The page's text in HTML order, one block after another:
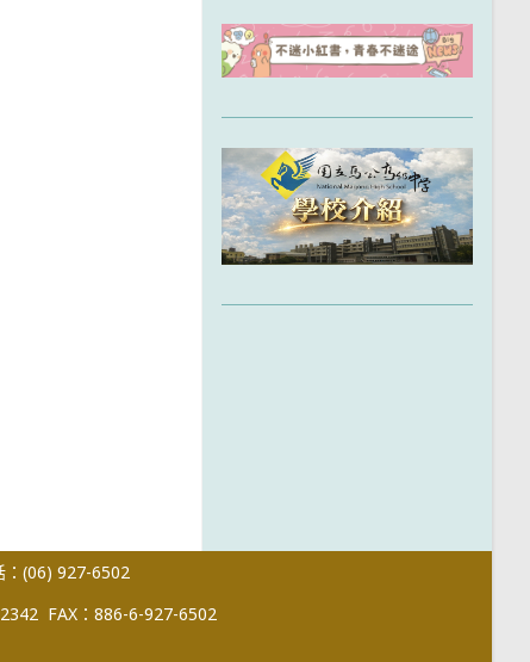
：(06) 927-6502
FAX：886-6-927-6502